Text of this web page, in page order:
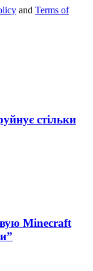
and Terms of
стільки
Minecraft